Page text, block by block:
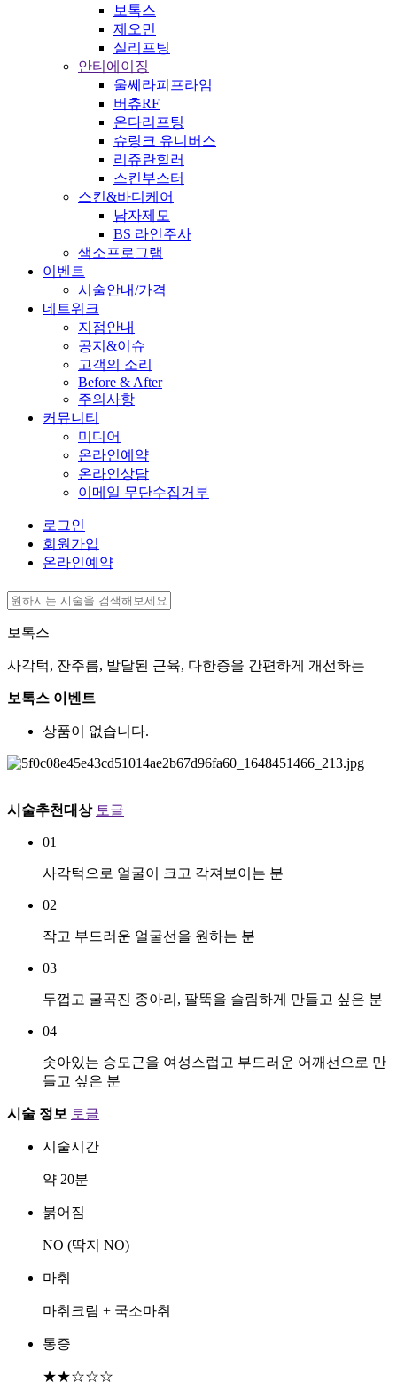
보톡스
제오민
실리프팅
안티에이징
울쎄라피프라임
버츄RF
온다리프팅
슈링크 유니버스
리쥬란힐러
스킨부스터
스킨&바디케어
남자제모
BS 라인주사
색소프로그램
이벤트
시술안내/가격
네트워크
지점안내
공지&이슈
고객의 소리
Before & After
주의사항
커뮤니티
미디어
온라인예약
온라인상담
이메일 무단수집거부
로그인
회원가입
온라인예약
보톡스
사각턱, 잔주름, 발달된 근육, 다한증을 간편하게 개선하는
보톡스 이벤트
상품이 없습니다.
시술추천대상 토글
01
사각턱으로 얼굴이 크고 각져보이는 분
02
작고 부드러운 얼굴선을 원하는 분
03
두껍고 굴곡진 종아리, 팔뚝을 슬림하게 만들고 싶은 분
04
솟아있는 승모근을 여성스럽고 부드러운 어깨선으로 만
들고 싶은 분
시술 정보 토글
시술시간
약 20분
붉어짐
NO (딱지 NO)
마취
마취크림 + 국소마취
통증
★★☆☆☆